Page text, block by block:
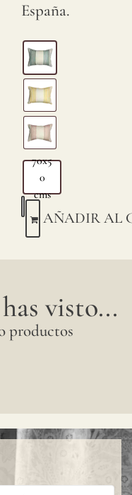
España.
70x5
0
cms
AÑADIR AL
visto...
productos